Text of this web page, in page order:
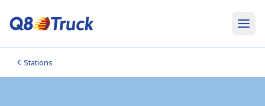
Stations